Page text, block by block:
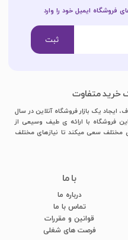
خرید متفاوت
یک بازار فروشگاه آنلاین در سال
فروشگاه با ارائه ی طیف وسیعی از
مختلف سعی میکند تا نیازهای مختلف
با ما
درباره ما
تماس با ما
قوانین و مقررات
فرصت های شغلی
فروشگاه ایمیل خود را وارد
ثبت